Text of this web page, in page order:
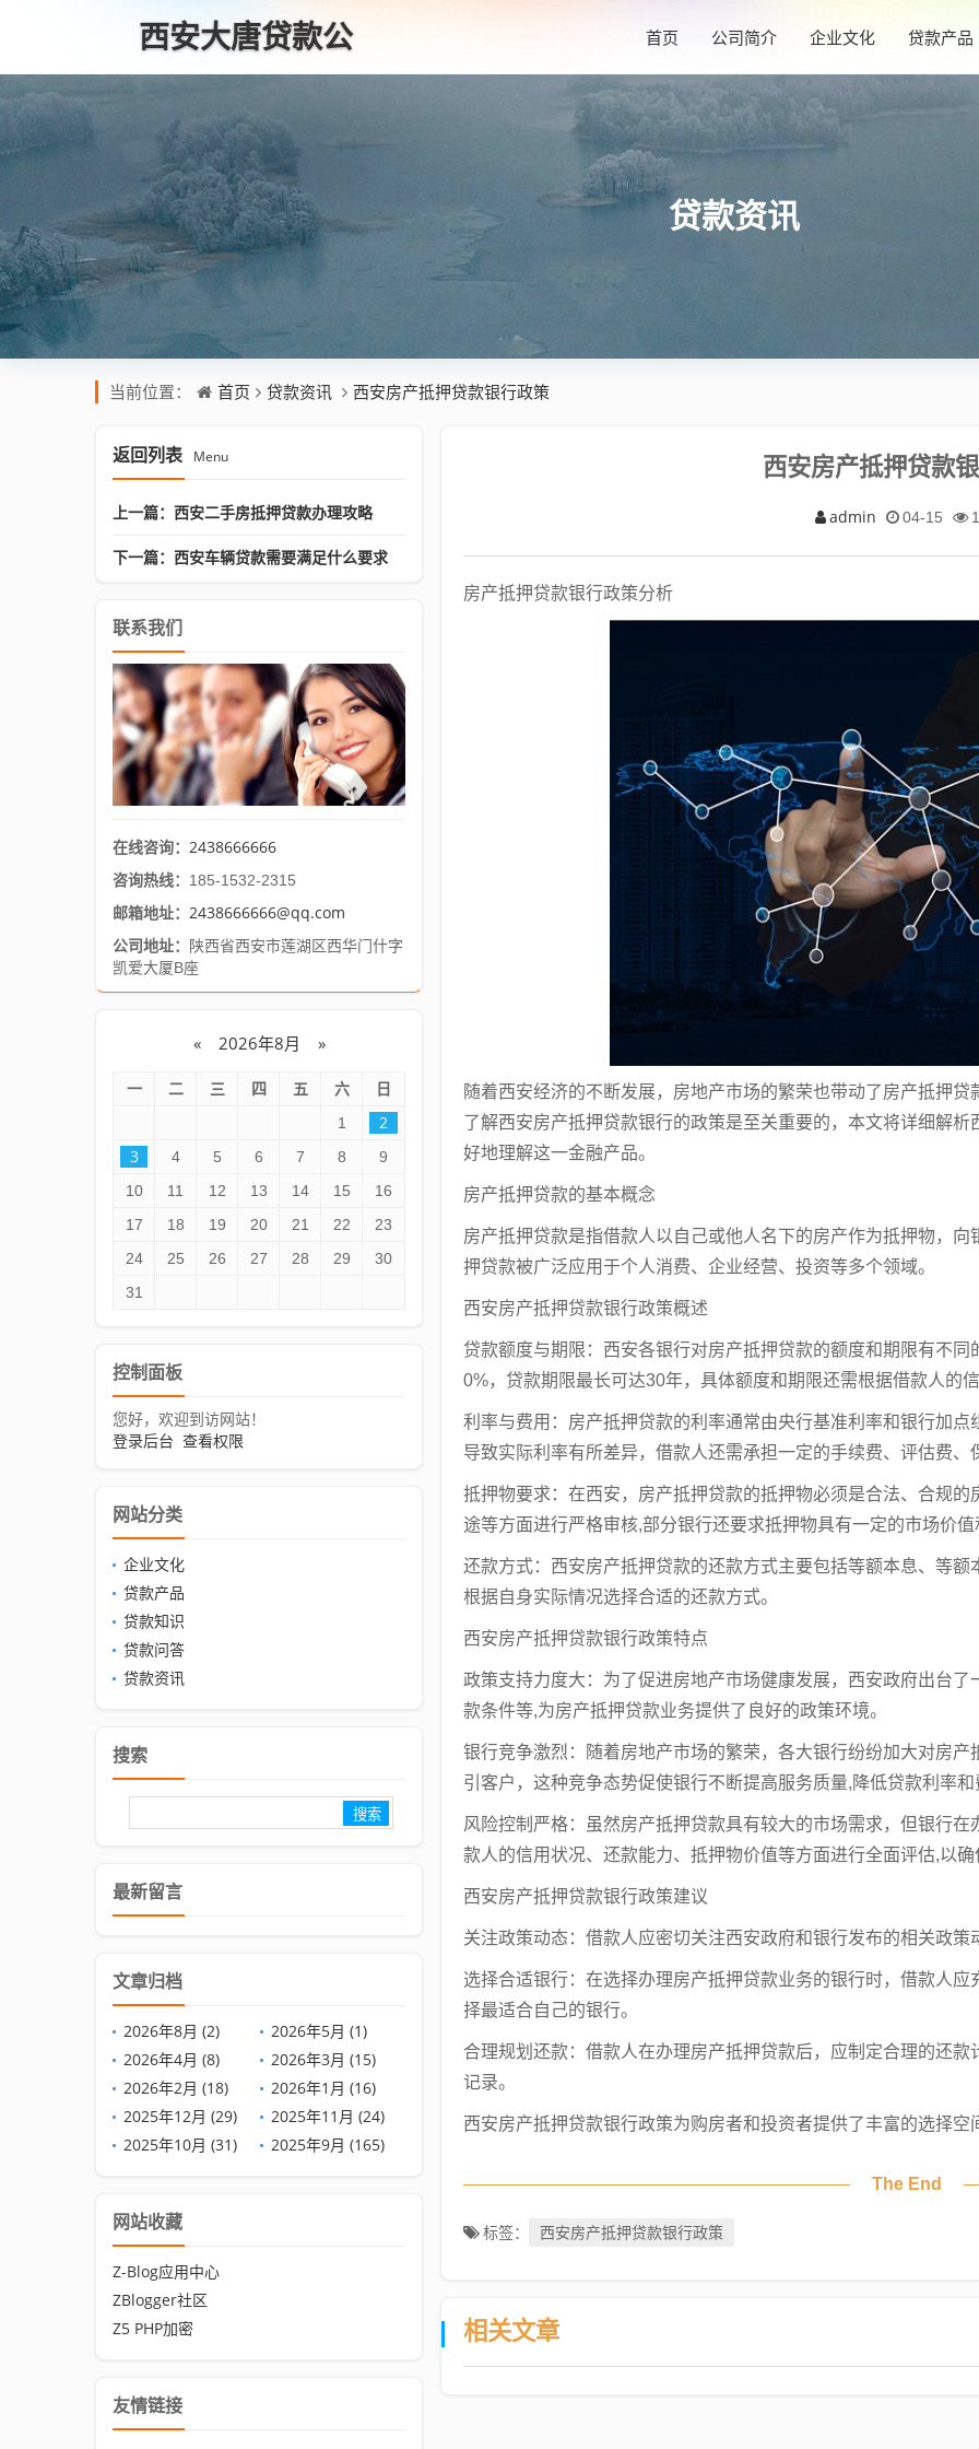
西安大唐贷款公
首页 公司简介 企业文化 贷款产品
贷款资讯
当前位置： 首页 贷款资讯 西安房产抵押贷款银行政策
西安房产抵押贷款
admin 04-15
房产抵押贷款银行政策分析
随着西安经济的不断发展，房地产市场的繁荣也带动了房产抵押
了解西安房产抵押贷款银行的政策是至关重要的，本文将详细解
好地理解这一金融产品。
房产抵押贷款的基本概念
房产抵押贷款是指借款人以自己或他人名下的房产作为抵押物，
押贷款被广泛应用于个人消费、企业经营、投资等多个领域。
西安房产抵押贷款银行政策概述
贷款额度与期限：西安各银行对房产抵押贷款的额度和期限有不
0%，贷款期限最长可达30年，具体额度和期限还需根据借款人的
利率与费用：房产抵押贷款的利率通常由央行基准利率和银行加
导致实际利率有所差异，借款人还需承担一定的手续费、评估费、
抵押物要求：在西安，房产抵押贷款的抵押物必须是合法、合规
途等方面进行严格审核,部分银行还要求抵押物具有一定的市场价
还款方式：西安房产抵押贷款的还款方式主要包括等额本息、等
根据自身实际情况选择合适的还款方式。
西安房产抵押贷款银行政策特点
政策支持力度大：为了促进房地产市场健康发展，西安政府出台
款条件等,为房产抵押贷款业务提供了良好的政策环境。
银行竞争激烈：随着房地产市场的繁荣，各大银行纷纷加大对房
引客户，这种竞争态势促使银行不断提高服务质量,降低贷款利率和
风险控制严格：虽然房产抵押贷款具有较大的市场需求，但银行
款人的信用状况、还款能力、抵押物价值等方面进行全面评估,以
西安房产抵押贷款银行政策建议
关注政策动态：借款人应密切关注西安政府和银行发布的相关政
选择合适银行：在选择办理房产抵押贷款业务的银行时，借款人
择最适合自己的银行。
合理规划还款：借款人在办理房产抵押贷款后，应制定合理的还
记录。
西安房产抵押贷款银行政策为购房者和投资者提供了丰富的选择空
The End
标签： 西安房产抵押贷款银行政策
相关文章
返回列表 Menu
上一篇：西安二手房抵押贷款办理攻略
下一篇：西安车辆贷款需要满足什么要求
联系我们
在线咨询： 2438666666
咨询热线： 185-1532-2315
邮箱地址： 2438666666@qq.com
公司地址：
陕西省西安市莲湖区西华门什字
凯爱大厦B座
« 2026年8月 »
一 二 三 四 五 六
日
1
2
3
4 5 6 7 8
9
10
11 12 13 14 15
16
17
18 19 20 21 22
23
24
25 26 27 28 29
30
31
控制面板
您好，欢迎到访网站！
登录后台 查看权限
网站分类
企业文化
贷款产品
贷款知识
贷款问答
贷款资讯
搜索
最新留言
文章归档
2026年8月 (2)
2026年5月 (1)
2026年4月 (8)
2026年3月 (15)
2026年2月 (18)
2026年1月 (16)
2025年12月 (29)
2025年11月 (24)
2025年10月 (31)
2025年9月 (165)
网站收藏
Z-Blog应用中心
ZBlogger社区
Z5 PHP加密
友情链接